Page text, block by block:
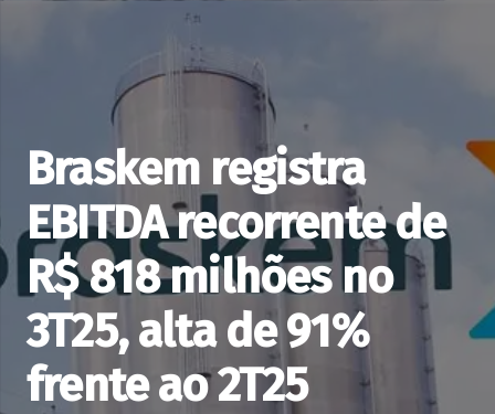
Braskem registra
EBITDA recorrente de
R$ 818 milhões no
3T25, alta de 91%
frente ao 2T25